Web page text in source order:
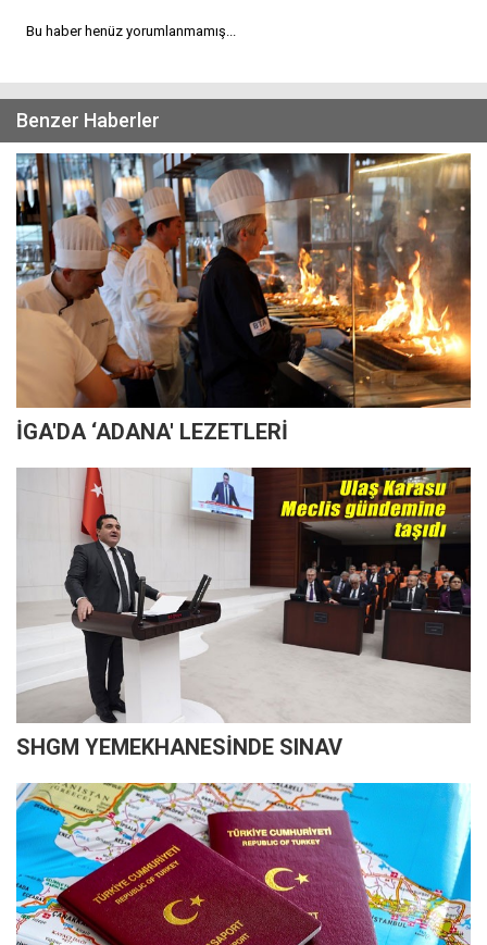
Bu haber henüz yorumlanmamış...
Benzer Haberler
İGA'DA ‘ADANA' LEZETLERİ
SHGM YEMEKHANESİNDE SINAV